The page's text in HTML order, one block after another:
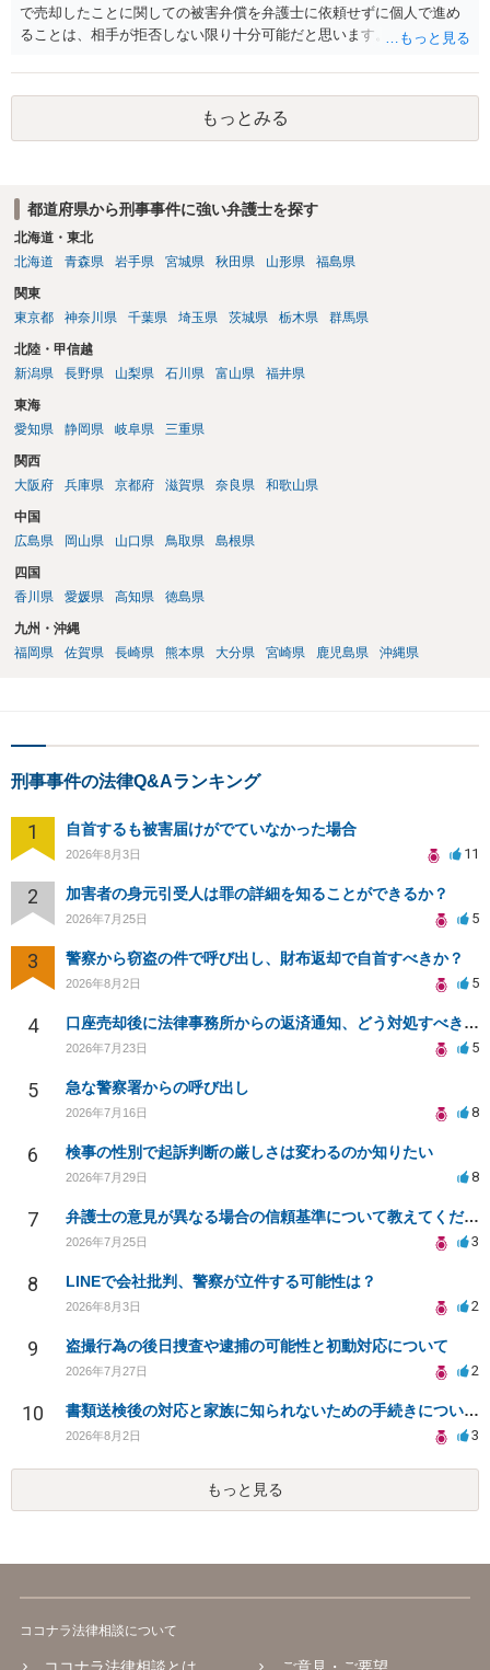
で売却したことに関しての被害弁償を弁護士に依頼せずに個人で進め
ることは、相手が拒否しない限り十分可能だと思います。 見積を出し
か）、弁護士に法律相談において助言をもらえば足りるでしょう。
もっとみる
都道府県から刑事事件に強い弁護士を探す
北海道・東北
北海道
青森県 岩手県 宮城県 秋田県 山形県 福島県
関東
東京都
神奈川県 千葉県 埼玉県 茨城県 栃木県 群馬県
北陸・甲信越
新潟県
長野県 山梨県 石川県 富山県 福井県
東海
愛知県
静岡県 岐阜県 三重県
関西
大阪府
兵庫県 京都府 滋賀県 奈良県 和歌山県
中国
広島県
岡山県 山口県 鳥取県 島根県
四国
香川県
愛媛県 高知県 徳島県
九州・沖縄
福岡県
佐賀県 長崎県 熊本県 大分県 宮崎県 鹿児島県 沖縄県
刑事事件の法律Q&Aランキング
1 自首するも被害届けがでていなかった場合
2026年8月3日 11
2 加害者の身元引受人は罪の詳細を知ることができるか？
2026年7月25日 5
3 警察から窃盗の件で呼び出し、財布返却で自首すべきか？
2026年8月2日 5
4 口座売却後に法律事務所からの返済通知、どう対処すべきか？
2026年7月23日 5
5 急な警察署からの呼び出し
2026年7月16日 8
6 検事の性別で起訴判断の厳しさは変わるのか知りたい
2026年7月29日 8
7 弁護士の意見が異なる場合の信頼基準について教えてください
2026年7月25日 3
8 LINEで会社批判、警察が立件する可能性は？
2026年8月3日 2
9 盗撮行為の後日捜査や逮捕の可能性と初動対応について
2026年7月27日 2
10 書類送検後の対応と家族に知られないための手続きについて相談
2026年8月2日 3
もっと見る
ココナラ法律相談について